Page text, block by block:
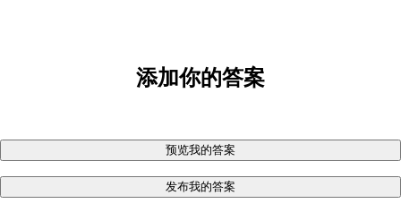
添加你的答案
预览我的答案
发布我的答案